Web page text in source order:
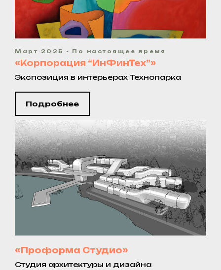
Март 2025 - По настоящее время
«Корпорация “ИнФинТех”»
Экспозиция в интерьерах Технопарка
Подробнее
«Проформа Студио»
Студия архитектуры и дизайна